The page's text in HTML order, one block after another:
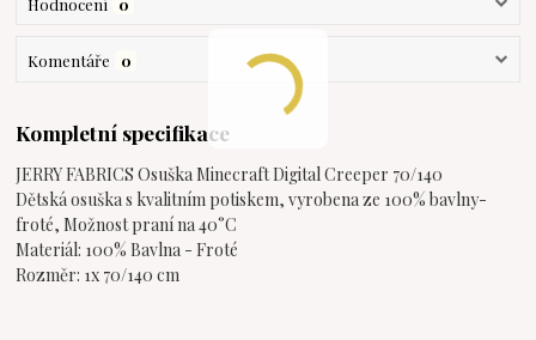
Komentáře 0
Kompletní specifikace
JERRY FABRICS Osuška Minecraft Digital Creeper 70/140
Dětská osuška s kvalitním potiskem, vyrobena ze 100% bavlny-
froté, Možnost praní na 40°C
Materiál: 100% Bavlna - Froté
Rozměr: 1x 70/140 cm